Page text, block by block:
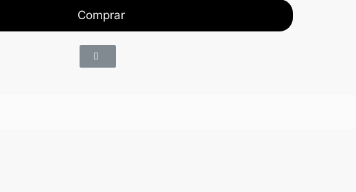
Comprar